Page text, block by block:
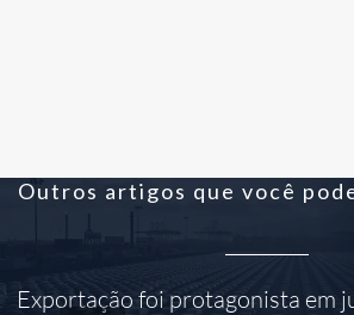
Outros artigos que você
Exportação foi protagonista em